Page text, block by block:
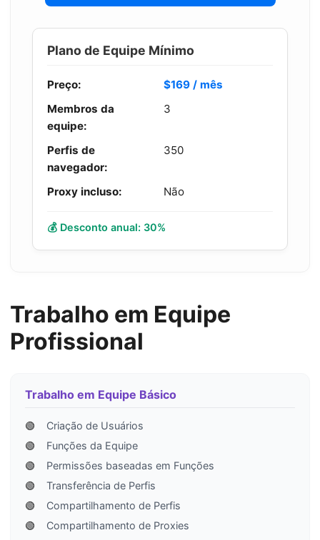
Plano de Equipe Mínimo
Preço:
$169 / mês
Membros da
equipe:
3
Perfis de
navegador:
350
Proxy incluso: Não
💰 Desconto anual: 30%
Trabalho em Equipe
Profissional
Trabalho em Equipe Básico
🟢
Criação de Usuários
🟢
Funções da Equipe
🟢
Permissões baseadas em Funções
🟢
Transferência de Perfis
🟢
Compartilhamento de Perfis
🟢
Compartilhamento de Proxies